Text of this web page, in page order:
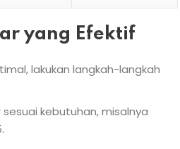
yang Efektif
lakukan langkah-langkah
kebutuhan, misalnya